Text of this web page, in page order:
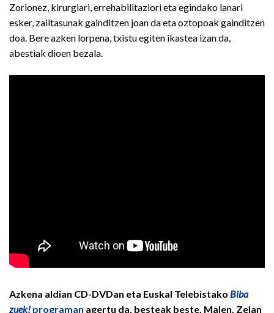
Zorionez, kirurgiari, errehabilitaziori eta egindako lanari
esker, zailtasunak gainditzen joan da eta oztopoak gainditzen
doa. Bere azken lorpena, txistu egiten ikastea izan da,
abestiak dioen bezala.
Azkena aldian CD-DVDan eta Euskal Telebistako Biba
zuek! programan agertu da, besteak beste, Malen. Zelan